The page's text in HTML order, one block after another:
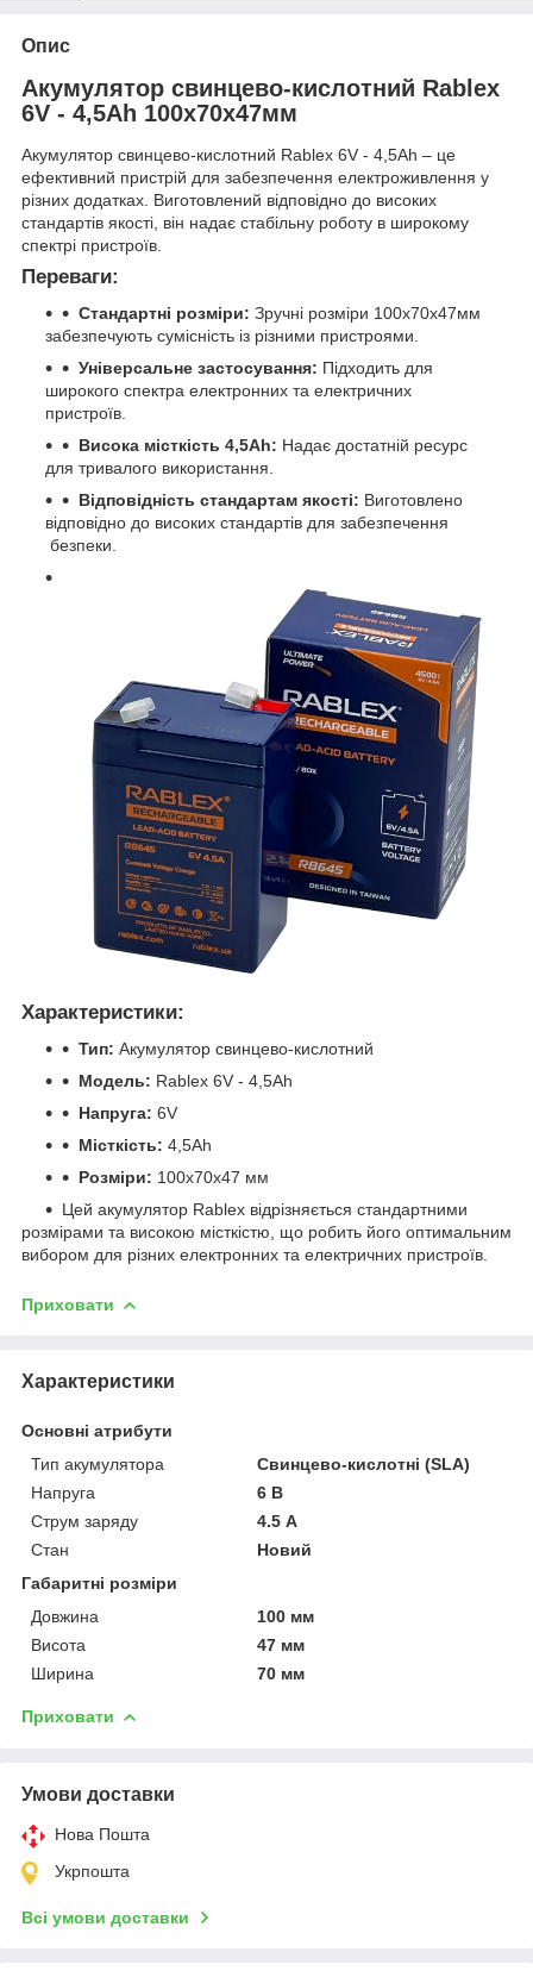
Опис
Акумулятор свинцево-кислотний Rablex
6V - 4,5Ah 100х70х47мм
Акумулятор свинцево-кислотний Rablex 6V - 4,5Ah – це
ефективний пристрій для забезпечення електроживлення у
різних додатках. Виготовлений відповідно до високих
стандартів якості, він надає стабільну роботу в широкому
спектрі пристроїв.
Переваги:
Стандартні розміри: Зручні розміри 100х70х47мм
забезпечують сумісність із різними пристроями.
Універсальне застосування: Підходить для
широкого спектра електронних та електричних
пристроїв.
Висока місткість 4,5Ah: Надає достатній ресурс
для тривалого використання.
Відповідність стандартам якості: Виготовлено
відповідно до високих стандартів для забезпечення
безпеки.
Характеристики:
Тип: Акумулятор свинцево-кислотний
Модель: Rablex 6V - 4,5Ah
Напруга: 6V
Місткість: 4,5Ah
Розміри: 100x70x47 мм
Цей акумулятор Rablex відрізняється стандартними
розмірами та високою місткістю, що робить його оптимальним
вибором для різних електронних та електричних пристроїв.
Приховати
Характеристики
Основні атрибути
Тип акумулятора
Свинцево-кислотні (SLA)
Напруга
6 В
Струм заряду
4.5 А
Стан
Новий
Габаритні розміри
Довжина
100 мм
Висота
47 мм
Ширина
70 мм
Приховати
Умови доставки
Нова Пошта
Укрпошта
Всі умови доставки